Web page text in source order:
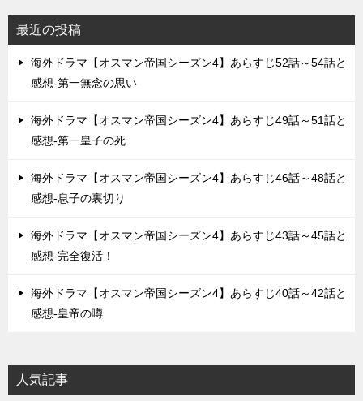
ョ
ン
最近の投稿
海外ドラマ【オスマン帝国シーズン4】あらすじ52話～54話と
感想-第一無念の思い
海外ドラマ【オスマン帝国シーズン4】あらすじ49話～51話と
感想-第一皇子の死
海外ドラマ【オスマン帝国シーズン4】あらすじ46話～48話と
感想-息子の裏切り
海外ドラマ【オスマン帝国シーズン4】あらすじ43話～45話と
感想-完全復活！
海外ドラマ【オスマン帝国シーズン4】あらすじ40話～42話と
感想-皇帝の噂
人気記事